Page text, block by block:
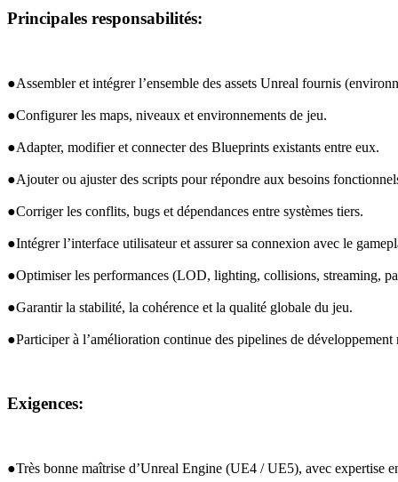
Principales responsabilités:
●Assembler et intégrer l’ensemble des assets Unreal fournis
●Configurer les maps, niveaux et environnements de jeu.
●Adapter, modifier et connecter des Blueprints existants entre eux.
●Ajouter ou ajuster des scripts pour répondre aux besoins
●Corriger les conflits, bugs et dépendances entre systèmes tiers.
●Intégrer l’interface utilisateur et assurer sa connexion avec le
●Optimiser les performances (LOD, lighting, collisions, streaming,
●Garantir la stabilité, la cohérence et la qualité globale du jeu.
●Participer à l’amélioration continue des pipelines de développement
Exigences:
●Très bonne maîtrise d’Unreal Engine (UE4 / UE5), avec expertise